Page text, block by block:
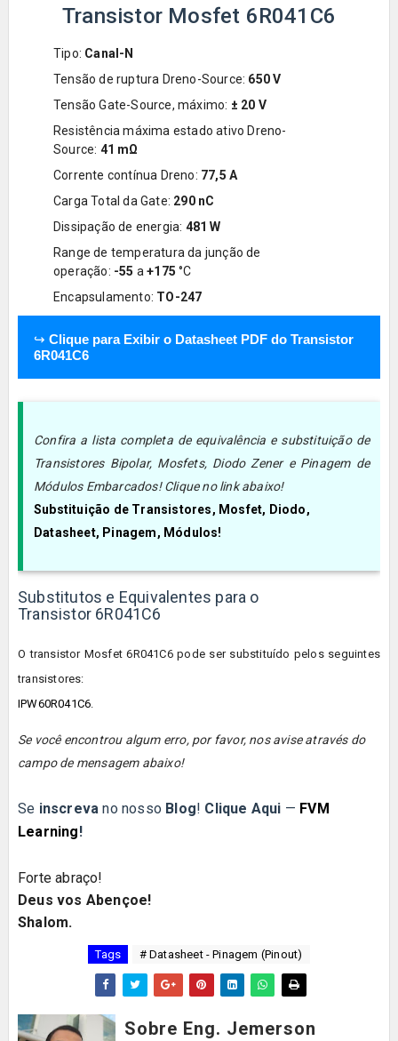
Transistor Mosfet 6R041C6
Tipo: Canal-N
Tensão de ruptura Dreno-Source: 650 V
Tensão Gate-Source, máximo: ± 20 V
Resistência máxima estado ativo Dreno-
Source: 41 mΩ
Corrente contínua Dreno: 77,5 A
Carga Total da Gate: 290 nC
Dissipação de energia: 481 W
Range de temperatura da junção de
operação: -55 a +175 °C
Encapsulamento: TO-247
↪ Clique para Exibir o Datasheet PDF do Transistor
6R041C6
Confira a lista completa de equivalência e substituição de
Transistores Bipolar, Mosfets, Diodo Zener e Pinagem de
Módulos Embarcados! Clique no link abaixo!
Substituição de Transistores, Mosfet, Diodo,
Datasheet, Pinagem, Módulos!
Substitutos e Equivalentes para o
Transistor 6R041C6
O transistor Mosfet6R041C6pode ser substituído pelos seguintes
transistores:
IPW60R041C6
Se você encontrou algum erro, por favor, nos avise através do
campo de mensagem abaixo!
Se inscreva no nosso Blog! Clique Aqui — FVM
Learning!
Forte abraço!
Deus vos Abençoe!
Shalom.
Tags # Datasheet - Pinagem (Pinout)
Sobre Eng. Jemerson